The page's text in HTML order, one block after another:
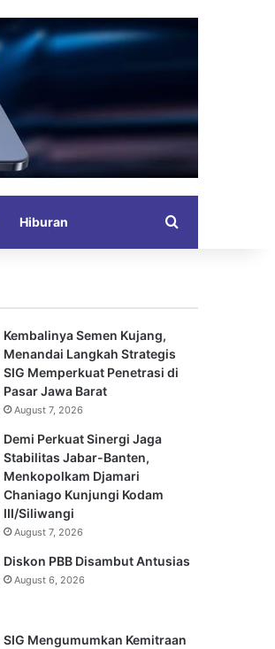
Hiburan
Kembalinya Semen Kujang,
Menandai Langkah Strategis
SIG Memperkuat Penetrasi di
Pasar Jawa Barat
August 7, 2026
Demi Perkuat Sinergi Jaga
Stabilitas Jabar-Banten,
Menkopolkam Djamari
Chaniago Kunjungi Kodam
III/Siliwangi
August 7, 2026
Diskon PBB Disambut Antusias
August 6, 2026
SIG Mengumumkan Kemitraan